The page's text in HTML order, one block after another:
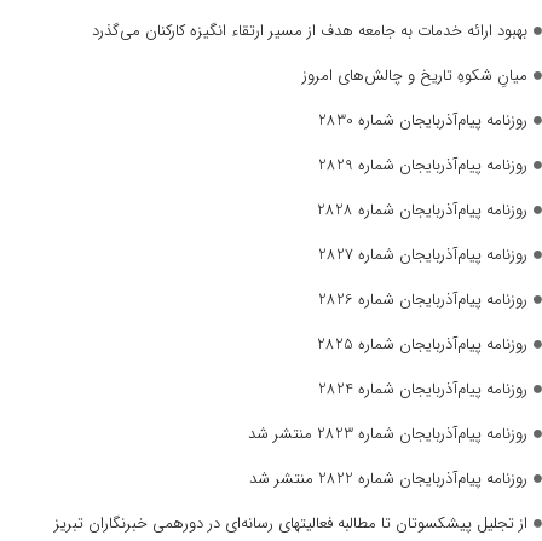
بهبود ارائه خدمات به جامعه هدف از مسیر ارتقاء انگیزه کارکنان می‌گذرد
میانِ شکوهِ تاریخ و چالش‌های امروز
روزنامه پیام‌آذربایجان شماره 2830
روزنامه پیام‌آذربایجان شماره 2829
روزنامه پیام‌آذربایجان شماره 2828
روزنامه پیام‌آذربایجان شماره 2827
روزنامه پیام‌آذربایجان شماره 2826
روزنامه پیام‌آذربایجان شماره 2825
روزنامه پیام‌آذربایجان شماره 2824
روزنامه پیام‌آذربایجان شماره 2823 منتشر شد
روزنامه پیام‌آذربایجان شماره 2822 منتشر شد
از تجلیل پیشکسوتان تا مطالبه فعالیتهای رسانه‌ای در دورهمی خبرنگاران تبریز